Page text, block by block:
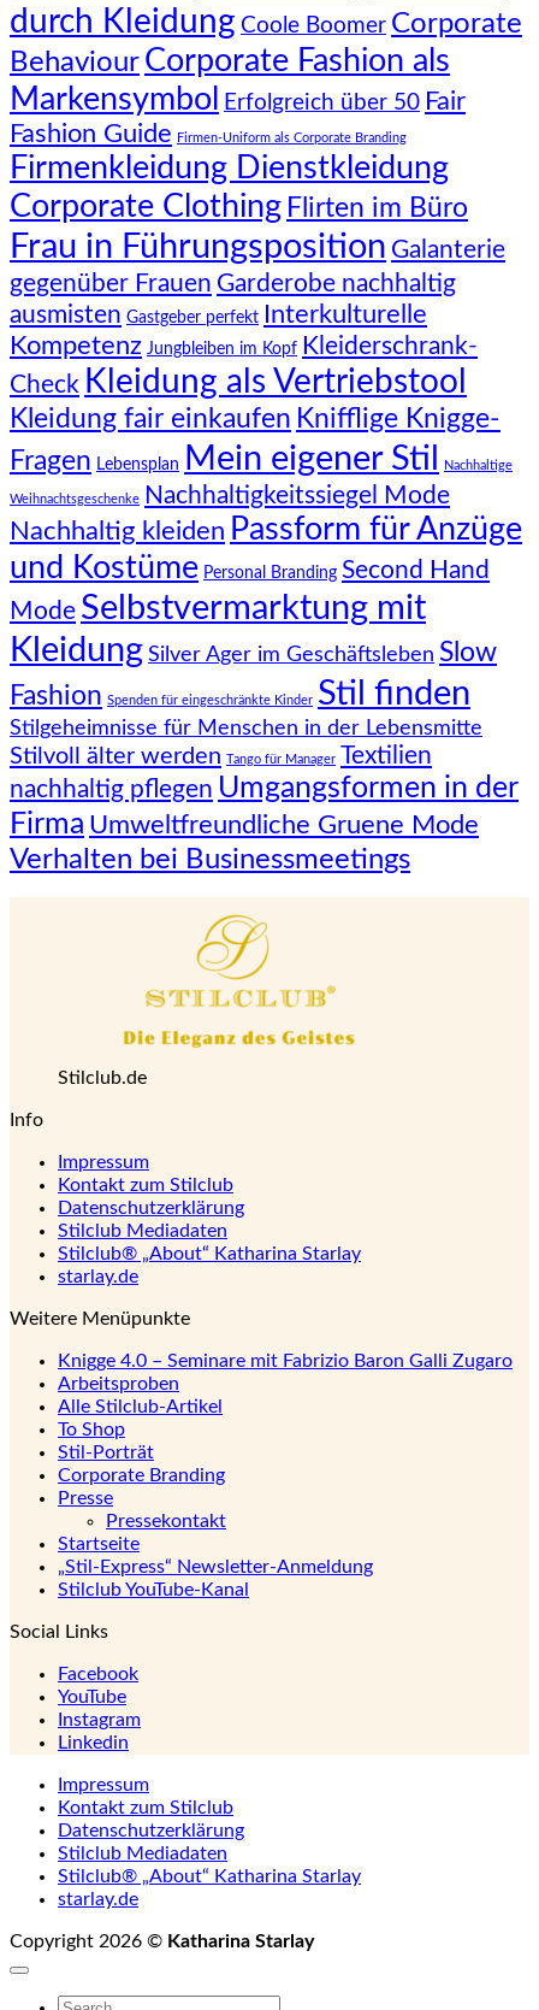
durch Kleidung Coole Boomer Corporate
Behaviour Corporate Fashion als
Markensymbol
Erfolgreich über 50 Fair
Fashion Guide
Firmen-Uniform als Corporate Branding
Firmenkleidung Dienstkleidung
Corporate Clothing Flirten im Büro
Frau in Führungsposition Galanterie
gegenüber Frauen Garderobe nachhaltig
ausmisten Gastgeber perfekt
Interkulturelle
Kompetenz Jungbleiben im Kopf Kleiderschrank-
Check Kleidung als Vertriebstool
Kleidung fair einkaufen Knifflige Knigge-
Fragen Lebensplan Mein eigener Stil Nachhaltige
Weihnachtsgeschenke
Nachhaltigkeitssiegel Mode
Nachhaltig kleiden Passform für Anzüge
und Kostüme Personal Branding Second Hand
Mode Selbstvermarktung mit
Kleidung Silver Ager im Geschäftsleben Slow
Fashion Spenden für eingeschränkte Kinder Stil finden
Stilgeheimnisse für Menschen in der Lebensmitte
Stilvoll älter werden Tango für Manager Textilien
nachhaltig pflegen Umgangsformen in der
Firma Umweltfreundliche Gruene Mode
Verhalten bei Businessmeetings
Stilclub.de
Info
Impressum
Kontakt zum Stilclub
Datenschutzerklärung
Stilclub Mediadaten
Stilclub® „About“ Katharina Starlay
starlay.de
Weitere Menüpunkte
Knigge 4.0 – Seminare mit Fabrizio Baron Galli Zugaro
Arbeitsproben
Alle Stilclub-Artikel
To Shop
Stil-Porträt
Corporate Branding
Presse
Pressekontakt
Startseite
„Stil-Express“ Newsletter-Anmeldung
Stilclub YouTube-Kanal
Social Links
Facebook
YouTube
Instagram
Linkedin
Impressum
Kontakt zum Stilclub
Datenschutzerklärung
Stilclub Mediadaten
Stilclub® „About“ Katharina Starlay
starlay.de
Copyright 2026 © Katharina Starlay